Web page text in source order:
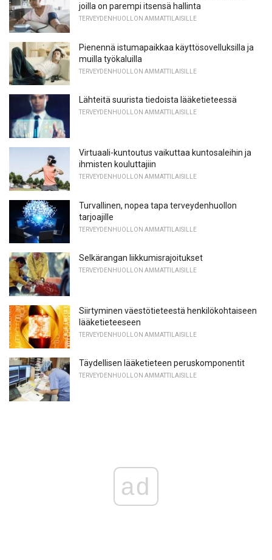
joilla on parempi itsensä hallinta
TERVEYDENHUOLLON AMMATTILAISILLE
Pienennä istumapaikkaa käyttösovelluksilla ja
muilla työkaluilla
TERVEYDENHUOLLON AMMATTILAISILLE
Lähteitä suurista tiedoista lääketieteessä
TERVEYDENHUOLLON AMMATTILAISILLE
Virtuaali-kuntoutus vaikuttaa kuntosaleihin ja
ihmisten kouluttajiin
TERVEYDENHUOLLON AMMATTILAISILLE
Turvallinen, nopea tapa terveydenhuollon
tarjoajille
TERVEYDENHUOLLON AMMATTILAISILLE
Selkärangan liikkumisrajoitukset
TERVEYDENHUOLLON AMMATTILAISILLE
Siirtyminen väestötieteestä henkilökohtaiseen
lääketieteeseen
TERVEYDENHUOLLON AMMATTILAISILLE
Täydellisen lääketieteen peruskomponentit
TERVEYDENHUOLLON AMMATTILAISILLE
ad